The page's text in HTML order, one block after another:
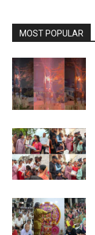
MOST POPULAR